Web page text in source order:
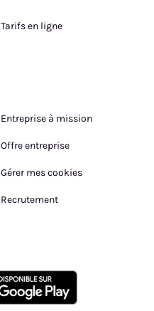
Tarifs en ligne
Entreprise à mission
Offre entreprise
Gérer mes cookies
Recrutement